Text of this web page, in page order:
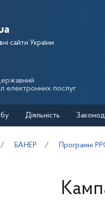
сторінка
сайти України
електронних послуг
Діяльність
БАНЕР Програмні